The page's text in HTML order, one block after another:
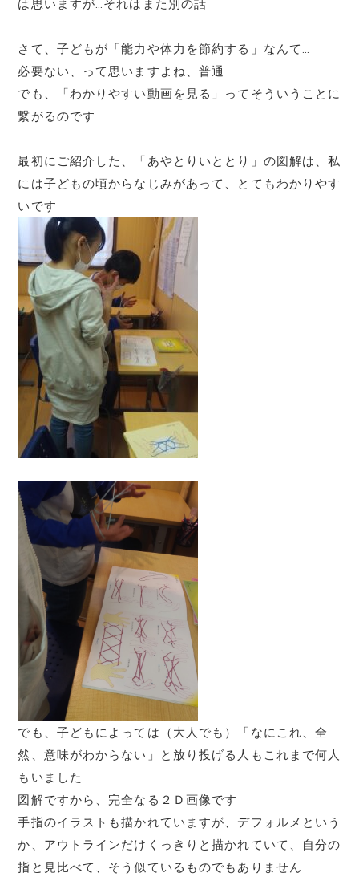
は思いますが…それはまた別の話
さて、子どもが「能力や体力を節約する」なんて…
必要ない、って思いますよね、普通
でも、「わかりやすい動画を見る」ってそういうことに
繋がるのです
最初にご紹介した、「あやとりいととり」の図解は、私
には子どもの頃からなじみがあって、とてもわかりやす
いです
でも、子どもによっては（大人でも）「なにこれ、全
然、意味がわからない」と放り投げる人もこれまで何人
もいました
図解ですから、完全なる２Ｄ画像です
手指のイラストも描かれていますが、デフォルメという
か、アウトラインだけくっきりと描かれていて、自分の
指と見比べて、そう似ているものでもありません